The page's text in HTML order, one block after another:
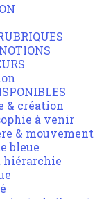
& création
à venir
& mouvement
bleue
hiérarchie